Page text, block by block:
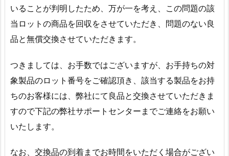
いることが判明したため、万が一を考え、この問題の該
当ロットの商品を回収をさせていただき、問題のない良
品と無償交換させていただきます。
つきましては、お手数ではございますが、お手持ちの対
象製品のロット番号をご確認頂き、該当する製品をお持
ちのお客様には、弊社にて良品と交換させていただきま
すので下記の弊社サポートセンターまでご連絡をお願い
いたします。
なお、交換品の到着までお時間をいただく場合がござい